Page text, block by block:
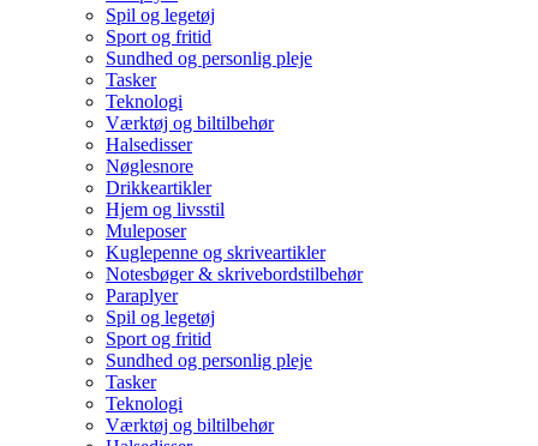
Spil og legetøj
Sport og fritid
Sundhed og personlig pleje
Tasker
Teknologi
Værktøj og biltilbehør
Halsedisser
Nøglesnore
Drikkeartikler
Hjem og livsstil
Muleposer
Kuglepenne og skriveartikler
Notesbøger & skrivebordstilbehør
Paraplyer
Spil og legetøj
Sport og fritid
Sundhed og personlig pleje
Tasker
Teknologi
Værktøj og biltilbehør